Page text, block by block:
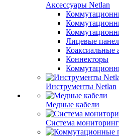
Аксессуары Netlan
Лицевые
Коаксиальные
Коннекторы
Инструменты Netlan
Медные кабели
Система